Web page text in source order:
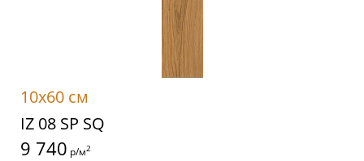
10x60 см
IZ 08 SP SQ
9 740 р/м2